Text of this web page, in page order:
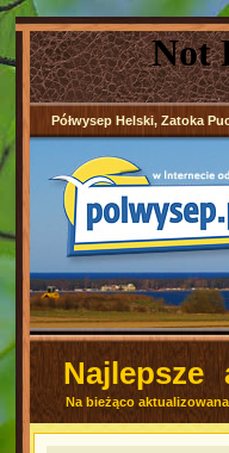
Półwysep Helski, Zatoka
Najlepsze
Na bieżąco